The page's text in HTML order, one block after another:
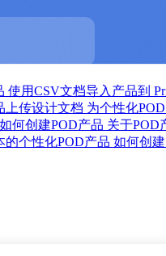
使用CSV文档导入产品到
上传设计文档 为个性化
如何创建POD产品 关于POD
的个性化POD产品 如何创